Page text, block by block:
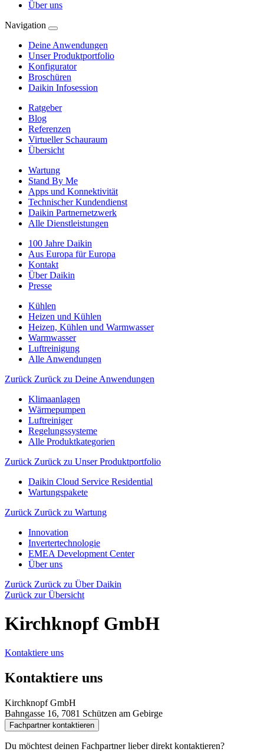
Über uns
Navigation
Deine Anwendungen
Unser Produktportfolio
Konfigurator
Broschüren
Daikin Infosession
Ratgeber
Blog
Referenzen
Virtueller Schauraum
Übersicht
Wartung
Stand By Me
Apps und Konnektivität
Technischer Kundendienst
Daikin Partnernetzwerk
Alle Dienstleistungen
100 Jahre Daikin
Aus Europa für Europa
Kontakt
Über Daikin
Presse
Kühlen
Heizen und Kühlen
Heizen, Kühlen und Warmwasser
Warmwasser
Luftreinigung
Alle Anwendungen
Zurück Zurück zu Deine Anwendungen
Klimaanlagen
Wärmepumpen
Luftreiniger
Regelungssysteme
Alle Produktkategorien
Zurück Zurück zu Unser Produktportfolio
Daikin Cloud Service Residential
Wartungspakete
Zurück Zurück zu Wartung
Innovation
Invertertechnologie
EMEA Development Center
Über uns
Zurück Zurück zu Über Daikin
Zurück zur Übersicht
Kirchknopf GmbH
Kontaktiere uns
Kontaktiere uns
Kirchknopf GmbH
Bahngasse 16, 7081 Schützen am Gebirge
Fachpartner kontaktieren
Du möchtest deinen Fachpartner lieber direkt kontaktieren?